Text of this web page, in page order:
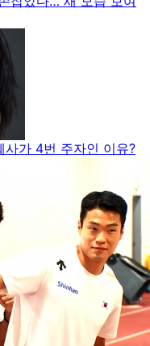
사가 4번 주자인 이유?